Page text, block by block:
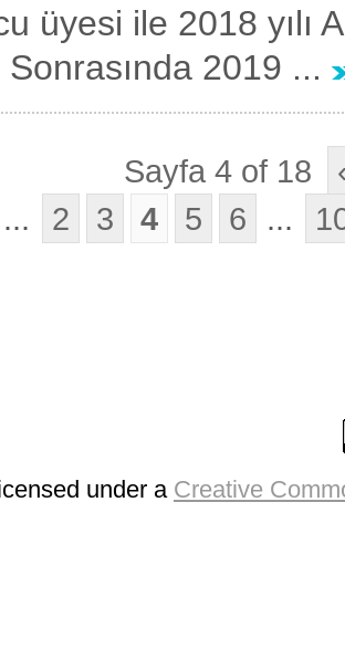
üyesi ile 2018 yılı
2019 ...
Sayfa 4 of 18
... 2 3 4 5 6 ...
under a Creative